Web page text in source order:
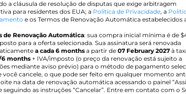
a cláusula de resolução de disputas que exige arbitragem
para residentes dos EUA; a Política de Privacidade, a
e os Termos de Renovação Automática estabelecidos
de Renovação Automática: sua compra inicial mínima é de $
para a oferta selecionada. Sua assinatura será renovada
a cada 6 months a partir de 07 February 2027 à
6 months + IVA/imposto (o preço da renovação está sujeito a
mediante aviso prévio) para o método de pagamento
você cancele, o que pode ser feito em qualquer momento
na data de renovação automática acessando o painel
seguindo as instruções “Cancelar”. Entre em contato com o